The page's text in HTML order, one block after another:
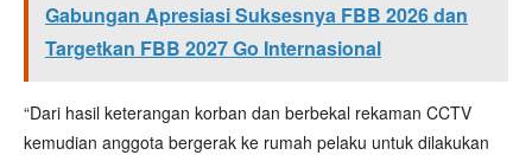
Gabungan Apresiasi Suksesnya FBB 2026 dan
Targetkan FBB 2027 Go Internasional
“Dari hasil keterangan korban dan berbekal rekaman CCTV
kemudian anggota bergerak ke rumah pelaku untuk dilakukan